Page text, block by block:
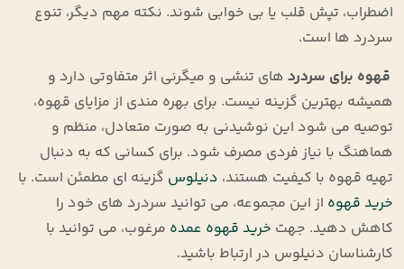
اضطراب، تپش قلب یا بی ‌خوابی شوند. نکته مهم دیگر، تنوع
سردرد ها است.
قهوه برای سردرد های تنشی و میگرنی اثر متفاوتی دارد و
همیشه بهترین گزینه نیست. برای بهره ‌مندی از مزایای قهوه،
توصیه می‌ شود این نوشیدنی به صورت متعادل، منظم و
هماهنگ با نیاز فردی مصرف شود. برای کسانی که به دنبال
تهیه قهوه با کیفیت هستند، دنیلوس گزینه‌ ای مطمئن است. با
خرید قهوه از این مجموعه، می توانید سردرد های خود را
کاهش دهید. جهت خرید قهوه عمده مرغوب، می توانید با
کارشناسان دنیلوس در ارتباط باشید.